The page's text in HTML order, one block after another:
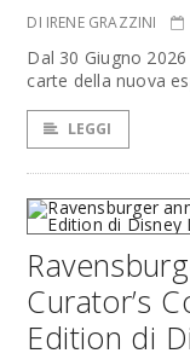
DI IRENE GRAZZINI
Dal 30 Giugno
carte della nuova
LEGGI
Curator’s
Edition di